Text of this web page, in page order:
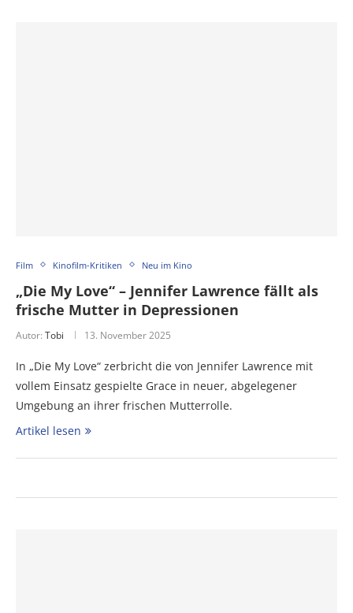
Film Kinofilm-Kritiken Neu im Kino
„Die My Love“ – Jennifer Lawrence fällt als
frische Mutter in Depressionen
Autor: Tobi 13. November 2025
In „Die My Love“ zerbricht die von Jennifer Lawrence mit
vollem Einsatz gespielte Grace in neuer, abgelegener
Umgebung an ihrer frischen Mutterrolle.
Artikel lesen